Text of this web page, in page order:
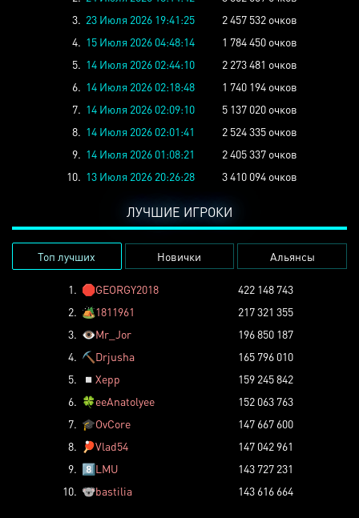
3. 23 Июля 2026 19:41:25
2 457 532 очков
4. 15 Июля 2026 04:48:14
1 784 450 очков
5. 14 Июля 2026 02:44:10
2 273 481 очков
6. 14 Июля 2026 02:18:48
1 740 194 очков
7. 14 Июля 2026 02:09:10
5 137 020 очков
8. 14 Июля 2026 02:01:41
2 524 335 очков
9. 14 Июля 2026 01:08:21
2 405 337 очков
10. 13 Июля 2026 20:26:28 3 410 094 очков
ЛУЧШИЕ ИГРОКИ
Топ лучших Новички Альянсы
1. 🛑GEORGY2018
422 148 743
2. 🏕️1811961
217 321 355
3. 👁️Mr_Jor
196 850 187
4. ⛏️ Drjusha
165 796 010
5.
◽ Xepp
159 245 842
6. 🍀eeAnatolyee
152 063 763
7. 🎓OvCore
147 667 600
8.
🏓Vlad54
147 042 961
9. 8️⃣LMU
143 727 231
10. 🐨bastilia 143 616 664